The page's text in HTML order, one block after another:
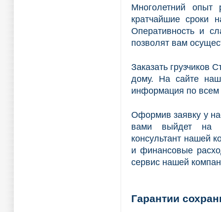
Многолетний опыт
кратчайшие сроки
Оперативность и
позволят вам
Заказать грузчиков
дому. На сайте
информация по всем
Оформив заявку у
вами выйдет на
консультант нашей
и финансовые
сервис нашей
Гарантии